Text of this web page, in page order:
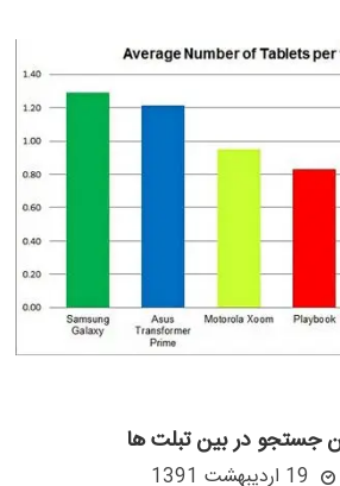
19 اردیبهشت 1391